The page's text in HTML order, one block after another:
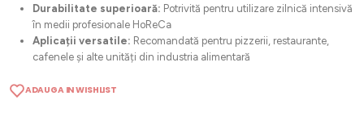
Durabilitate superioară: Potrivită pentru utilizare zilnică intensivă
în medii profesionale HoReCa
Aplicații versatile: Recomandată pentru pizzerii, restaurante,
cafenele și alte unități din industria alimentară
ADAUGA IN WISHLIST